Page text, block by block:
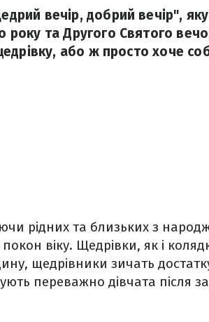
вечір, добрий вечір",
року та Другого Святого
або ж просто хоче
рідних та близьких з
покон віку. Щедрівки, як і
щедрівники зичать
переважно дівчата після